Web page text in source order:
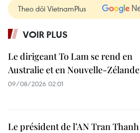
Theo dõi VietnamPlus
VOIR PLUS
Le dirigeant To Lam se rend en
Australie et en Nouvelle-Zélande
09/08/2026 02:01
Le président de l’AN Tran Thanh